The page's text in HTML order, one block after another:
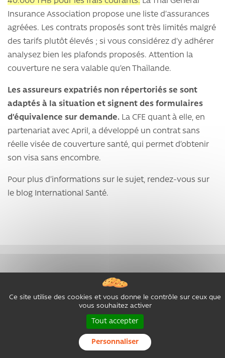
Insurance Association propose une liste d’assurances
agréées. Les contrats proposés sont très limités malgré
des tarifs plutôt élevés ; si vous considérez d’y adhérer
analysez bien les plafonds proposés. Attention la
couverture ne sera valable qu’en Thaïlande.
Les assureurs expatriés non répertoriés se sont
adaptés à la situation et signent des formulaires
d’équivalence sur demande. La CFE quant à elle, en
partenariat avec April, a développé un contrat sans
réelle visée de couverture santé, qui permet d’obtenir
son visa sans encombre.
Pour plus d’informations sur le sujet, rendez-vous sur
le blog International Santé.
L'assurance santé expatrié en
Thaïlande
Ce site utilise des cookies et vous donne le contrôle sur ceux que
vous souhaitez activer
Tout accepter
Personnaliser